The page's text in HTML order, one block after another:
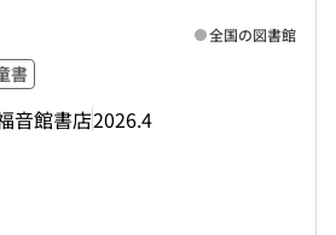
書
音館書店2026.4
全国の図書館